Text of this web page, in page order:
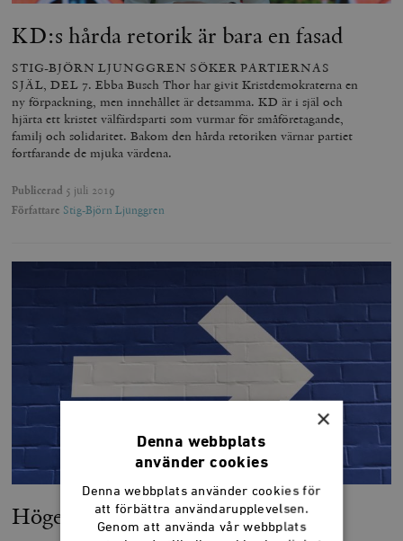
KD:s hårda retorik är bara en fasad
STIG-BJÖRN LJUNGGREN SÖKER PARTIERNAS
SJÄL, DEL 7. Ebba Busch Thor har givit Kristdemokraterna en
ny förpackning, men innehållet är detsamma. KD är i själ och
hjärta ett kristet välfärdsparti som vurmar för småföretagande,
familj och solidaritet. Bakom den hårda retoriken värnar partiet
fortfarande de mjuka värdena.
Publicerad 5 juli 2019
Författare Stig-Björn Ljunggren
Högerväljarna är den nya mitten
×
Denna webbplats
använder cookies
Denna webbplats använder cookies för
att förbättra användarupplevelsen.
Genom att använda vår webbplats